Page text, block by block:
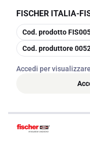
FISCHER ITALIA-
copia
Cod. prodotto
copia
Cod. produttore
Accedi per